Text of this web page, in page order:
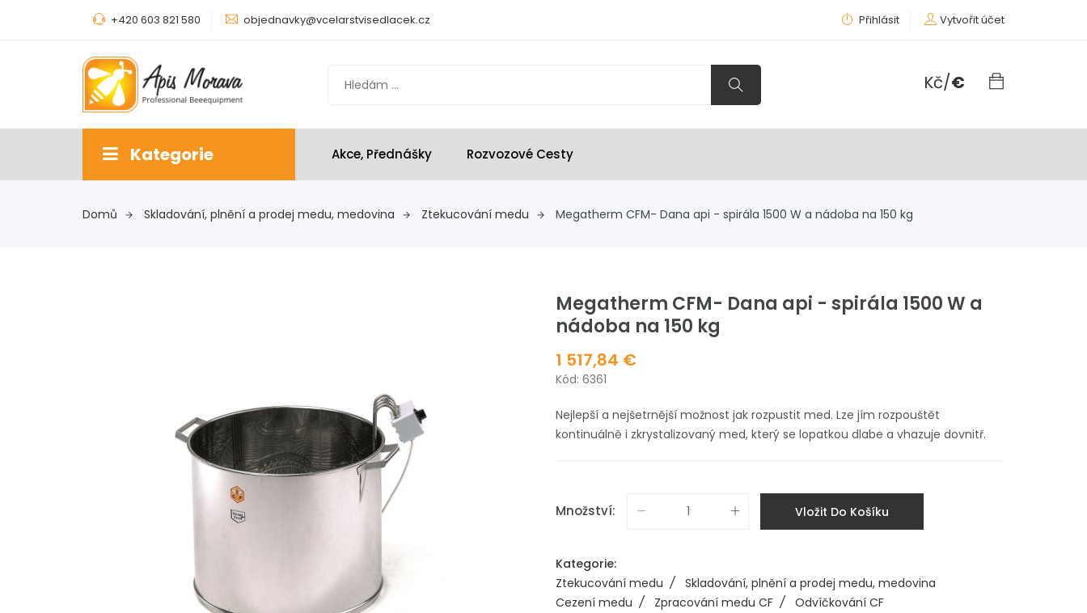
+420 603 821 580 objednavky@vcelarstvisedlacek.cz Přihlásit Vytvořit účet
Kč/€
Kategorie Akce, Přednášky Rozvozové Cesty
Domů Skladování, plnění a prodej medu, medovina Ztekucování medu Megatherm CFM- Dana api - spirála 1500 W a nádoba na 150 kg
Megatherm CFM- Dana api - spirála 1500 W a
nádoba na 150 kg
1 517,84 €
Kód: 6361
Nejlepší a nejšetrnější možnost jak rozpustit med. Lze jím rozpouštět
kontinuálně i zkrystalizovaný med, který se lopatkou dlabe a vhazuje dovnitř.
Množství: Vložit Do Košíku
Kategorie:
Ztekucování medu / Skladování, plnění a prodej medu, medovina
Cezení medu / Zpracování medu CF / Odvíčkování CF